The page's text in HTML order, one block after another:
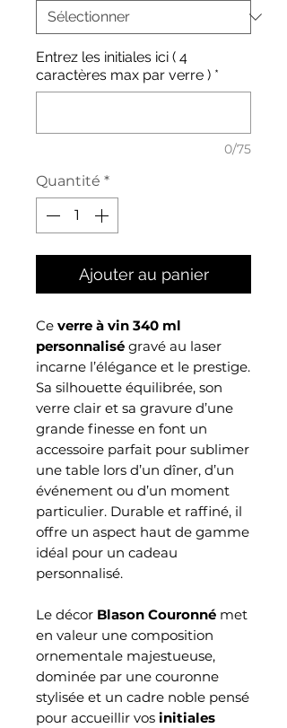
Entrez les initiales ici ( 4
caractères max par verre ) *
0/75
Quantité *
Ajouter au panier
Ce verre à vin 340 ml
personnalisé gravé au laser
incarne l’élégance et le prestige.
Sa silhouette équilibrée, son
verre clair et sa gravure d’une
grande finesse en font un
accessoire parfait pour sublimer
une table lors d’un dîner, d’un
événement ou d’un moment
particulier. Durable et raffiné, il
offre un aspect haut de gamme
idéal pour un cadeau
personnalisé.
Le décor Blason Couronné met
en valeur une composition
ornementale majestueuse,
dominée par une couronne
stylisée et un cadre noble pensé
pour accueillir vos initiales